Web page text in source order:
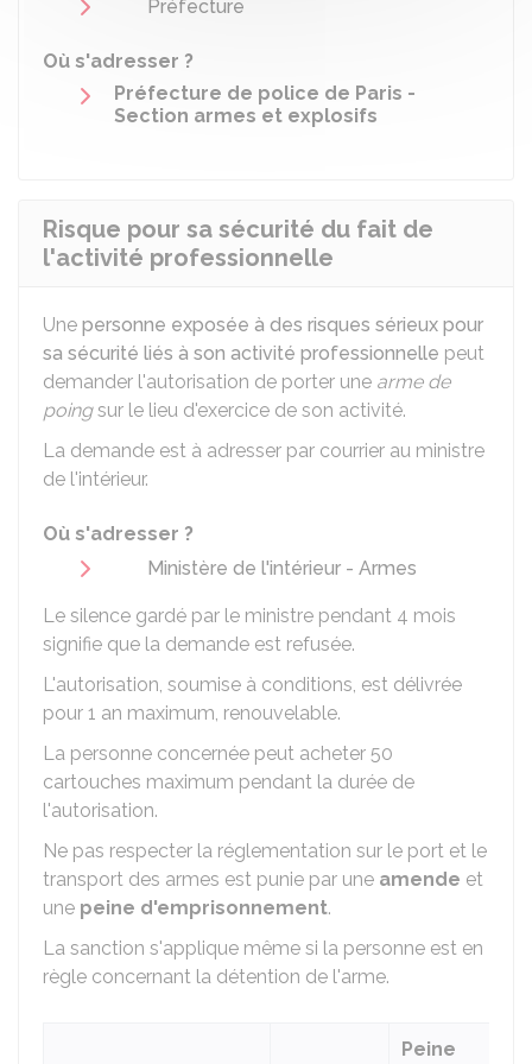
Préfecture
Où s'adresser ?
Préfecture de police de Paris -
Section armes et explosifs
Risque pour sa sécurité du fait de
l'activité professionnelle
Une personne exposée à des risques sérieux pour
sa sécurité liés à son activité professionnelle peut
demander l'autorisation de porter une arme de
poingsur le lieu d'exercice de son activité.
La demande est à adresser par courrier au ministre
de l'intérieur.
Où s'adresser ?
Ministère de l'intérieur - Armes
Le silence gardé par le ministre pendant 4 mois
signifie que la demande est refusée.
L'autorisation, soumise à conditions, est délivrée
pour 1 an maximum, renouvelable.
La personne concernée peut acheter 50
cartouches maximum pendant la durée de
l'autorisation.
Ne pas respecter la réglementation sur le port et le
transport des armes est punie par une amende et
une peine d'emprisonnement.
La sanction s'applique même si la personne est en
règle concernant la détention de l'arme.
Peine